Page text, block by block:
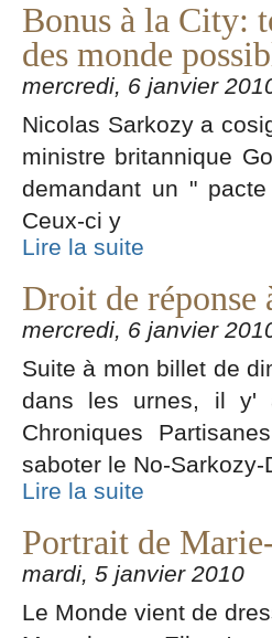
Bonus à la City:
des monde
mercredi, 6 janvier
Nicolas Sarkozy a
ministre britannique
demandant un "
Ceux-ci y
Lire la suite
Droit de réponse
mercredi, 6 janvier
Suite à mon billet de
dans les urnes, il y'
Chroniques
saboter le No-
Lire la suite
Portrait de
mardi, 5 janvier 2010
Le Monde vient de